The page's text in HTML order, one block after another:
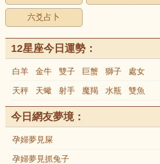
六爻占卜
12星座今日運勢：
白羊 金牛 雙子 巨蟹 獅子 處女
天秤 天蠍 射手 魔羯 水瓶 雙魚
今日網友夢境：
孕婦夢見屎
孕婦夢見抓兔子